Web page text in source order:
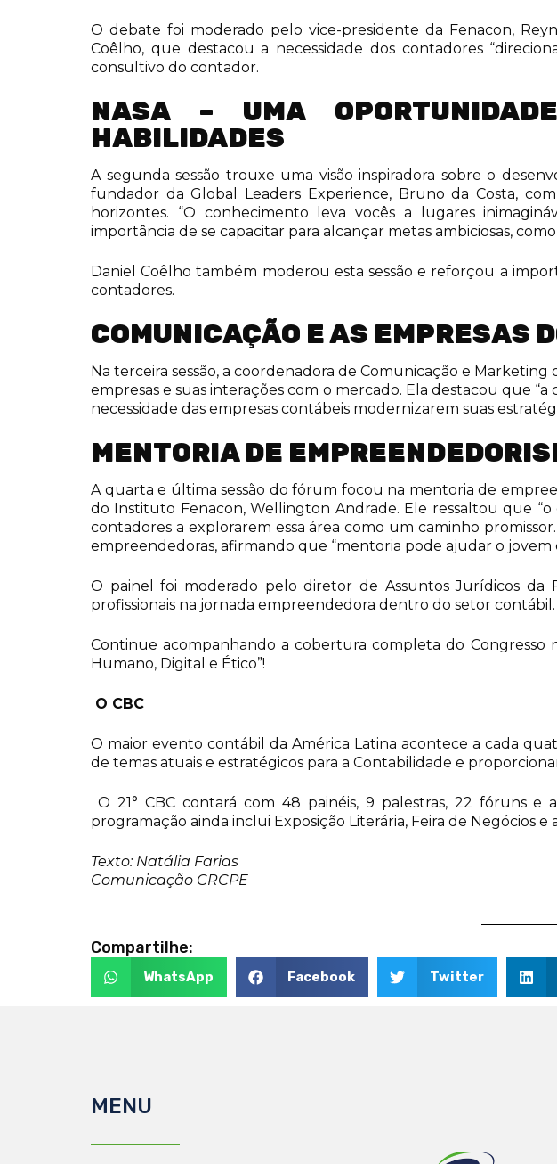
O debate foi moderado pelo vice-presidente da Fenacon,
Coêlho, que destacou a necessidade dos contadores
consultivo do contador.
NASA – UMA
HABILIDADES
A segunda sessão trouxe uma visão inspiradora sobre o
fundador da Global Leaders Experience, Bruno da Costa,
horizontes. “O conhecimento leva vocês a lugares
importância de se capacitar para alcançar metas ambiciosas,
Daniel Coêlho também moderou esta sessão e reforçou a
contadores.
COMUNICAÇÃO E AS EMPRESAS
Na terceira sessão, a coordenadora de Comunicação e
empresas e suas interações com o mercado. Ela destacou que
necessidade das empresas contábeis modernizarem suas
MENTORIA DE
A quarta e última sessão do fórum focou na mentoria de
do Instituto Fenacon, Wellington Andrade. Ele ressaltou que
contadores a explorarem essa área como um caminho
empreendedoras, afirmando que “mentoria pode ajudar o
O painel foi moderado pelo diretor de Assuntos Jurídicos da
profissionais na jornada empreendedora dentro do setor contábil.
Continue acompanhando a cobertura completa do Congresso
Humano, Digital e Ético”!
O CBC
O maior evento contábil da América Latina acontece a cada
de temas atuais e estratégicos para a Contabilidade e
O 21° CBC contará com 48 painéis, 9 palestras, 22 fóruns
programação ainda inclui Exposição Literária, Feira de Negócios
Texto: Natália Farias
Comunicação CRCPE
Compartilhe:
WhatsApp Facebook Twitter
MENU